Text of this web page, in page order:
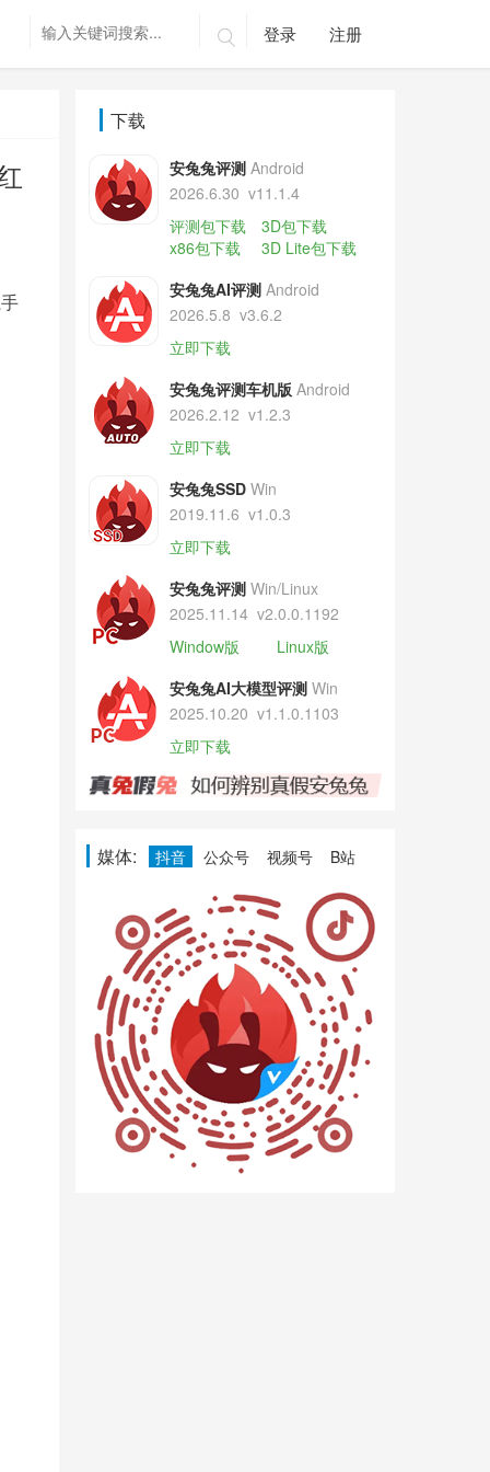
 登录 注册
下载
安兔兔评测 Android
2026.6.30 v11.1.4
评测包下载
3D包下载
x86包下载
3D Lite包下载
安兔兔AI评测 Android
2026.5.8 v3.6.2
立即下载
安兔兔评测车机版 Android
2026.2.12 v1.2.3
立即下载
安兔兔SSD Win
2019.11.6 v1.0.3
立即下载
安兔兔评测 Win/Linux
2025.11.14 v2.0.0.1192
Window版
Linux版
安兔兔AI大模型评测 Win
2025.10.20 v1.1.0.1103
立即下载
媒体: 抖音 公众号 视频号 B站